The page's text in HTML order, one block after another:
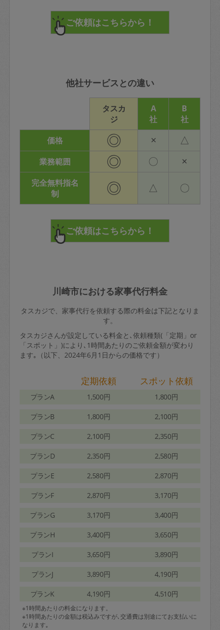
他社サービスとの違い
タスカ
ジ
A
社
B
社
価格
◎ × △
業務範囲 ◎ 〇 ×
完全無料指名
制
◎ △ 〇
川崎市における家事代行料金
タスカジで、家事代行を依頼する際の料金は下記となりま
す。
タスカジさんが設定している料金と､依頼種類(「定期」or
「スポット」)により､1時間あたりのご依頼金額が変わり
ます｡（以下、2024年6月1日からの価格です）
定期依頼 スポット依頼
プランA 1,500円 1,800円
プランB 1,800円 2,100円
プランC 2,100円 2,350円
プランD 2,350円 2,580円
プランE 2,580円 2,870円
プランF 2,870円 3,170円
プランG 3,170円 3,400円
プランH 3,400円 3,650円
プランI 3,650円 3,890円
プランJ 3,890円 4,190円
プランK 4,190円 4,510円
※1時間あたりの料金になります。
※1時間あたりの金額は税込みですが､交通費は別途にてお支払いに
なります｡